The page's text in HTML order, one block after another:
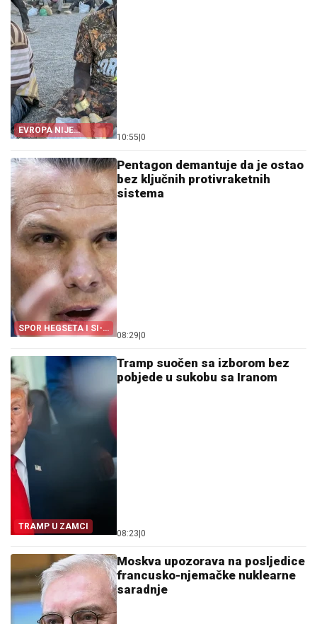
EVROPA NIJE
POMOGLA ŠPANIJI
10:55 0
SPOR HEGSETA I SI-
EN-ENA
Pentagon demantuje da je ostao
bez ključnih protivraketnih
sistema
08:29 0
TRAMP U ZAMCI
Tramp suočen sa izborom bez
pobjede u sukobu sa Iranom
08:23 0
Moskva upozorava na posljedice
francusko-njemačke nuklearne
saradnje